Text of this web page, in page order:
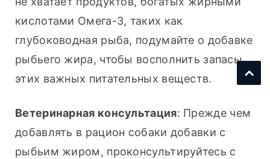
кислотами Омега-3, таких как
глубоководная рыба, подумайте о добавке
рыбьего жира, чтобы восполнить запасы
этих важных питательных веществ.
Ветеринарная консультация: Прежде чем
добавлять в рацион собаки добавки с
рыбьим жиром, проконсультируйтесь с